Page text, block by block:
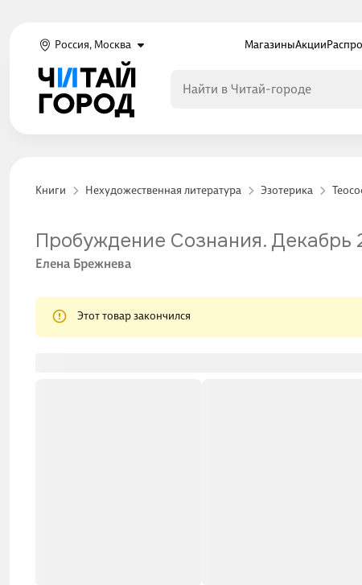
Россия, Москва МагазиныАкции
Книги Нехудожественная литература Эзотерика
Пробуждение Сознания. Декабрь
Елена Брежнева
Этот товар закончился